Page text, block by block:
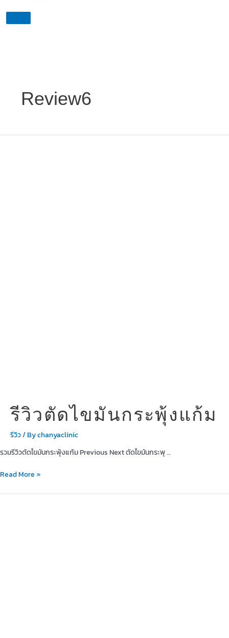
Review6
รีวิวตัดไขมันกระพุ้งแก้ม
รีวิว/ Bychanyaclinic
รวมรีวิวตัดไขมันกระพุ้งแก้ม Previous Next ตัดไขมันกระพุ …
รีวิว
ไข
Read More »